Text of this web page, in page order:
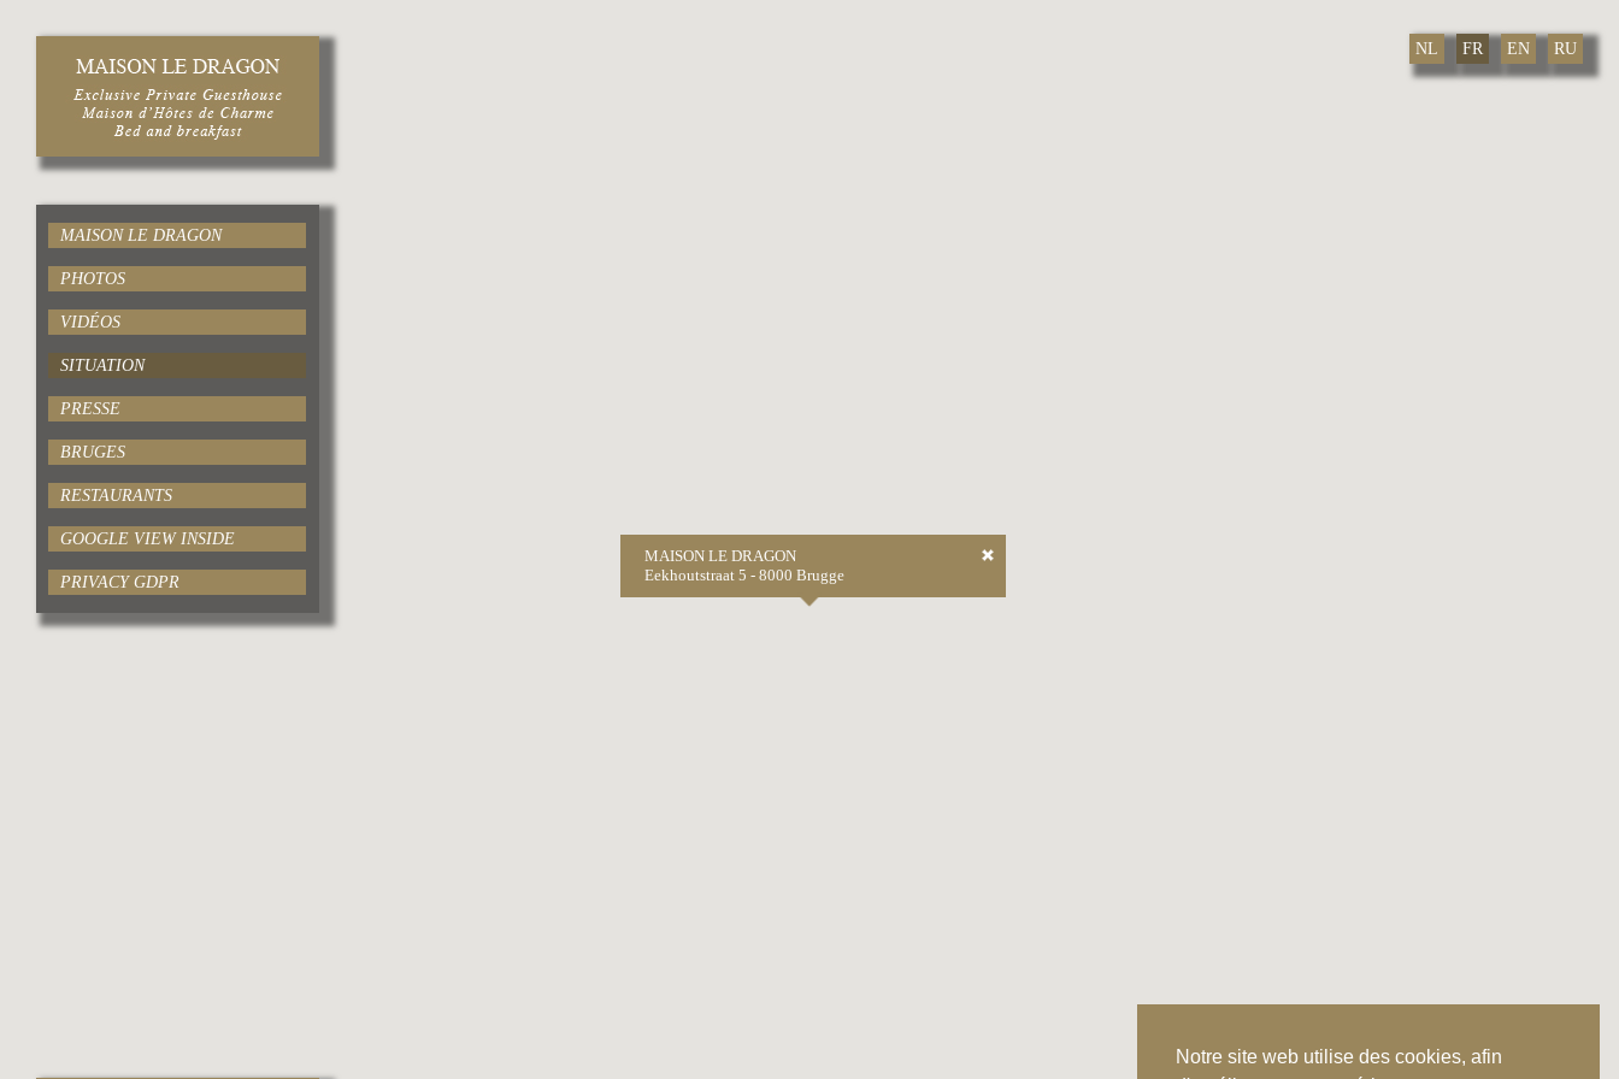
Notre site web utilise des cookies, afin
MAISON LE DRAGON
PHOTOS
VIDÉOS
SITUATION
PRESSE
BRUGES
RESTAURANTS
GOOGLE VIEW INSIDE
PRIVACY GDPR
NL FR EN RU